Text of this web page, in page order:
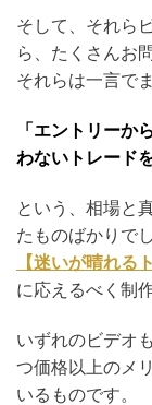
そして、それら
ら、たくさんお
それらは一言で
「エントリーか
わないトレード
という、相場と
たものばかりでし
【迷いが晴れる
に応えるべく制
いずれのビデオ
つ価格以上のメ
いるものです。